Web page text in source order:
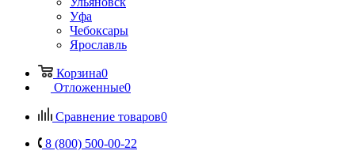
Уфа
Чебоксары
Ярославль
Корзина0
Отложенные0
Сравнение товаров0
8 (800) 500-00-22